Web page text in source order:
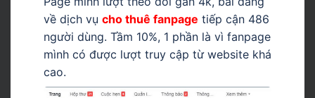
về dịch vụ cho thuê fanpage tiếp cận 486
người dùng. Tầm 10%, 1 phần là vì fanpage
mình có được lượt truy cập từ website khá
cao.